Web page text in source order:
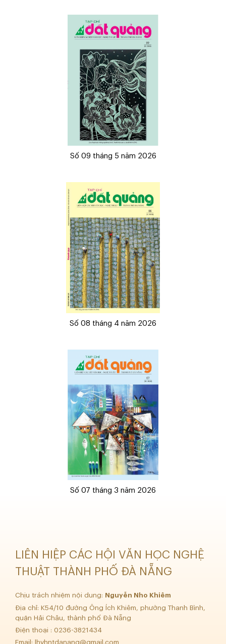
Số 09 tháng 5 năm 2026
Số 08 tháng 4 năm 2026
Số 07 tháng 3 năm 2026
LIÊN HIỆP CÁC HỘI VĂN HỌC NGHỆ
THUẬT THÀNH PHỐ ĐÀ NẴNG
Chịu trách nhiệm nội dung:
Nguyễn Nho Khiêm
Địa chỉ: K54/10 đường Ông Ích Khiêm, phường Thanh Bình,
quận Hải Châu, thành phố Đà Nẵng
Điện thoại : 0236-3821434
Email:
lhvhntdanang@gmail.com